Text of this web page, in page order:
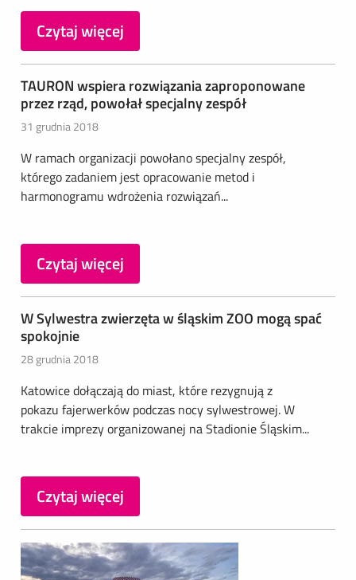
Czytaj więcej
TAURON wspiera rozwiązania zaproponowane
przez rząd, powołał specjalny zespół
31 grudnia 2018
W ramach organizacji powołano specjalny zespół,
którego zadaniem jest opracowanie metod i
harmonogramu wdrożenia rozwiązań...
Czytaj więcej
W Sylwestra zwierzęta w śląskim ZOO mogą spać
spokojnie
28 grudnia 2018
Katowice dołączają do miast, które rezygnują z
pokazu fajerwerków podczas nocy sylwestrowej. W
trakcie imprezy organizowanej na Stadionie Śląskim...
Czytaj więcej